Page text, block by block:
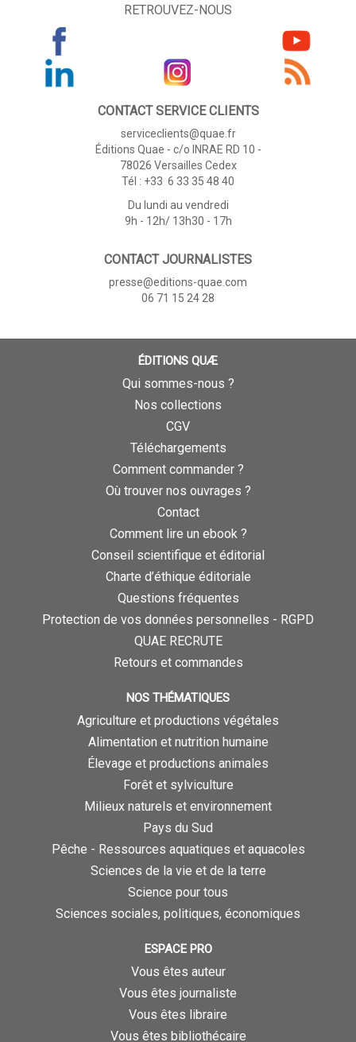
RETROUVEZ-NOUS
CONTACT SERVICE CLIENTS
serviceclients@quae.fr
Éditions Quae - c/o INRAE RD 10 -
78026 Versailles Cedex
Tél : +33 6 33 35 48 40
Du lundi au vendredi
9h - 12h/ 13h30 - 17h
CONTACT JOURNALISTES
presse@editions-quae.com
06 71 15 24 28
ÉDITIONS QUÆ
Qui sommes-nous ?
Nos collections
CGV
Téléchargements
Comment commander ?
Où trouver nos ouvrages ?
Contact
Comment lire un ebook ?
Conseil scientifique et éditorial
Charte d’éthique éditoriale
Questions fréquentes
Protection de vos données personnelles - RGPD
QUAE RECRUTE
Retours et commandes
NOS THÉMATIQUES
Agriculture et productions végétales
Alimentation et nutrition humaine
Élevage et productions animales
Forêt et sylviculture
Milieux naturels et environnement
Pays du Sud
Pêche - Ressources aquatiques et aquacoles
Sciences de la vie et de la terre
Science pour tous
Sciences sociales, politiques, économiques
ESPACE PRO
Vous êtes auteur
Vous êtes journaliste
Vous êtes libraire
Vous êtes bibliothécaire